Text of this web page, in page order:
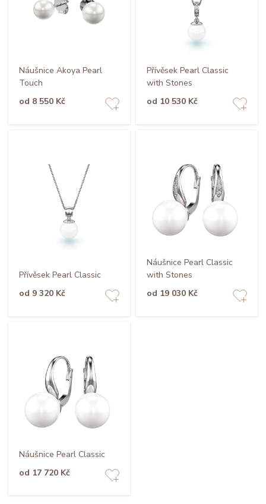
Náušnice Akoya Pearl
Touch
od 8 550 Kč
Přívěsek Pearl Classic
with Stones
od 10 530 Kč
Přívěsek Pearl Classic
od 9 320 Kč
Náušnice Pearl Classic
with Stones
od 19 030 Kč
Náušnice Pearl Classic
od 17 720 Kč